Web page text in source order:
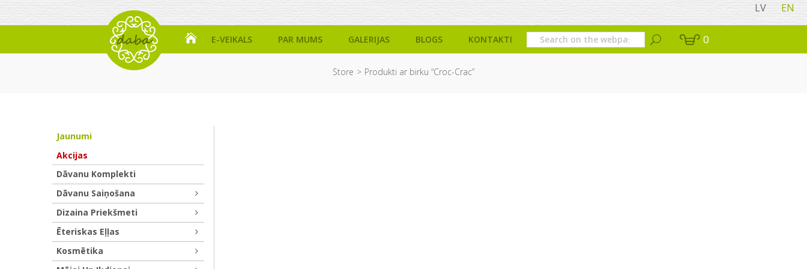
LV EN
E-VEIKALS PAR MUMS GALERIJAS BLOGS KONTAKTI 0
Store Produkti ar birku “Croc-Crac”
Jaunumi
Akcijas
Dāvanu Komplekti
Dāvanu Saiņošana
Dizaina Priekšmeti
Ēteriskas Eļļas
Kosmētika